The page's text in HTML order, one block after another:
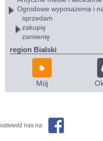
Ogrodowe wyposażenia i
sprzedam
zakupię
zamienię
region Bialski
Mój
odwiedź nas na: